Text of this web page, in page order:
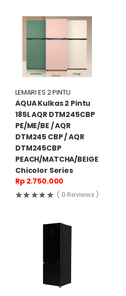
LEMARI ES 2 PINTU
AQUA Kulkas 2 Pintu
185L AQR DTM245CBP
PE/ME/BE / AQR
DTM245 CBP / AQR
DTM245CBP
PEACH/MATCHA/BEIGE
Chicolor Series
Rp 2.750.000
( 0 Reviews )